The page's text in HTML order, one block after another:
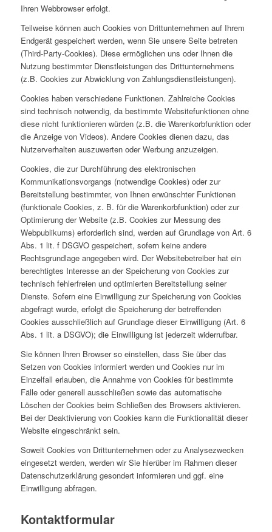
Ihren Webbrowser erfolgt.
Teilweise können auch Cookies von Drittunternehmen auf Ihrem
Endgerät gespeichert werden, wenn Sie unsere Seite betreten
(Third-Party-Cookies). Diese ermöglichen uns oder Ihnen die
Nutzung bestimmter Dienstleistungen des Drittunternehmens
(z.B. Cookies zur Abwicklung von Zahlungsdienstleistungen).
Cookies haben verschiedene Funktionen. Zahlreiche Cookies
sind technisch notwendig, da bestimmte Websitefunktionen ohne
diese nicht funktionieren würden (z.B. die Warenkorbfunktion oder
die Anzeige von Videos). Andere Cookies dienen dazu, das
Nutzerverhalten auszuwerten oder Werbung anzuzeigen.
Cookies, die zur Durchführung des elektronischen
Kommunikationsvorgangs (notwendige Cookies) oder zur
Bereitstellung bestimmter, von Ihnen erwünschter Funktionen
(funktionale Cookies, z. B. für die Warenkorbfunktion) oder zur
Optimierung der Website (z.B. Cookies zur Messung des
Webpublikums) erforderlich sind, werden auf Grundlage von Art. 6
Abs. 1 lit. f DSGVO gespeichert, sofern keine andere
Rechtsgrundlage angegeben wird. Der Websitebetreiber hat ein
berechtigtes Interesse an der Speicherung von Cookies zur
technisch fehlerfreien und optimierten Bereitstellung seiner
Dienste. Sofern eine Einwilligung zur Speicherung von Cookies
abgefragt wurde, erfolgt die Speicherung der betreffenden
Cookies ausschließlich auf Grundlage dieser Einwilligung (Art. 6
Abs. 1 lit. a DSGVO); die Einwilligung ist jederzeit widerrufbar.
Sie können Ihren Browser so einstellen, dass Sie über das
Setzen von Cookies informiert werden und Cookies nur im
Einzelfall erlauben, die Annahme von Cookies für bestimmte
Fälle oder generell ausschließen sowie das automatische
Löschen der Cookies beim Schließen des Browsers aktivieren.
Bei der Deaktivierung von Cookies kann die Funktionalität dieser
Website eingeschränkt sein.
Soweit Cookies von Drittunternehmen oder zu Analysezwecken
eingesetzt werden, werden wir Sie hierüber im Rahmen dieser
Datenschutzerklärung gesondert informieren und ggf. eine
Einwilligung abfragen.
Kontaktformular